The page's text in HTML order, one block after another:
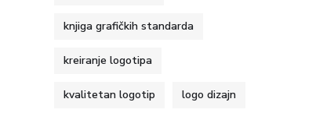
knjiga grafičkih standarda
kreiranje logotipa
kvalitetan logotip logo dizajn